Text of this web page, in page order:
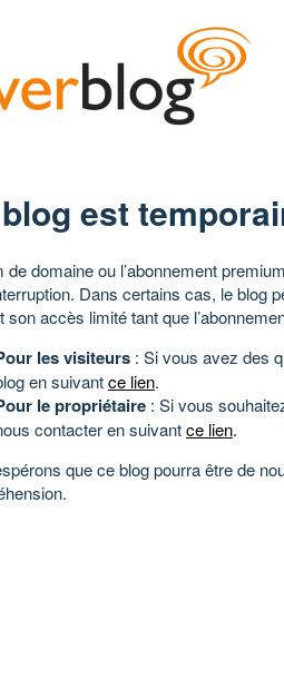
est
de domaine ou l’abonnement
Dans certains cas, le blog
son accès limité tant que
les visiteurs : Si vous avez des
en suivantce lien.
le propriétaire : Si vous
contacter en suivantce lien.
que ce blog pourra être de